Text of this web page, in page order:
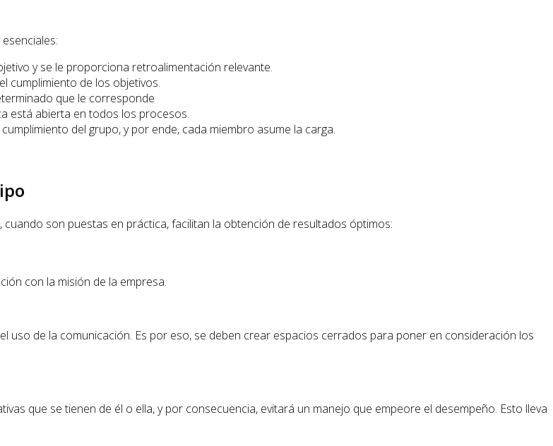
y se le proporciona retroalimentación relevante.
cumplimiento de los objetivos.
que le corresponde
está abierta en todos los procesos.
del grupo, y por ende, cada miembro asume la carga.
son puestas en práctica, facilitan la obtención de resultados óptimos:
con la misión de la empresa.
de la comunicación. Es por eso, se deben crear espacios cerrados para poner en consideración los
que se tienen de él o ella, y por consecuencia, evitará un manejo que empeore el desempeño. Esto lleva